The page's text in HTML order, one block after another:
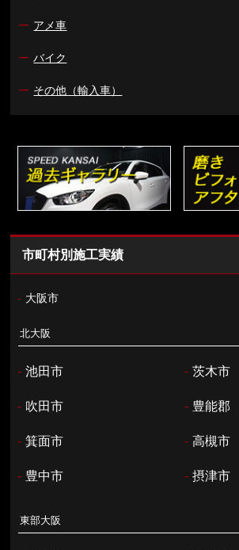
ー アメ車
ー バイク
ー その他（輸入車）
市町村別施工実績
- 大阪市
北大阪
- 池田市 - 茨木市
- 吹田市 - 豊能郡
- 箕面市 - 高槻市
- 豊中市 - 摂津市
東部大阪